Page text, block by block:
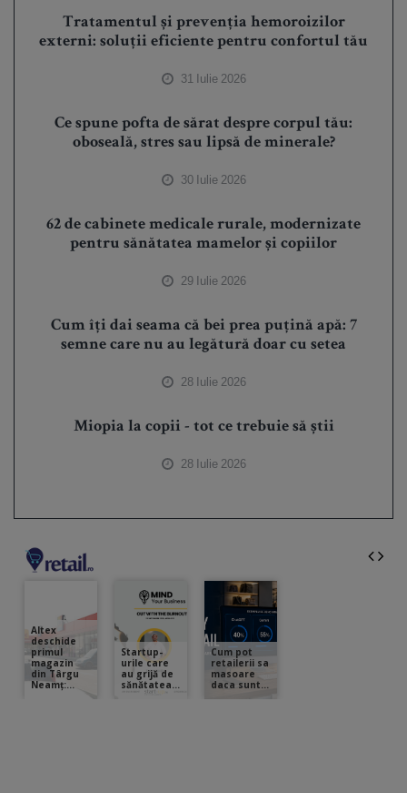
Tratamentul și prevenția hemoroizilor
externi: soluții eficiente pentru confortul tău
31 Iulie 2026
Ce spune pofta de sărat despre corpul tău:
oboseală, stres sau lipsă de minerale?
30 Iulie 2026
62 de cabinete medicale rurale, modernizate
pentru sănătatea mamelor și copiilor
29 Iulie 2026
Cum îți dai seama că bei prea puțină apă: 7
semne care nu au legătură doar cu setea
28 Iulie 2026
Miopia la copii - tot ce trebuie să știi
28 Iulie 2026